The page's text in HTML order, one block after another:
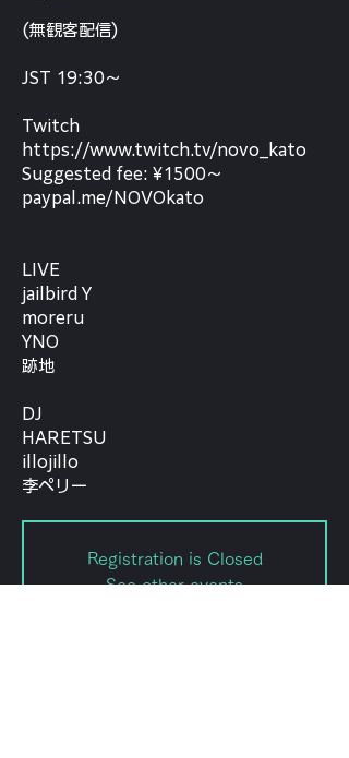
(無観客配信)
‪JST 19:30〜‬
‪Twitch
‪https://www.twitch.tv/novo_kato
Suggested fee: ¥1500〜
‪paypal.me/NOVOkato‬‬
LIVE
jailbird Y
moreru
YNO
跡地
DJ
HARETSU
illojillo
李ペリー
Registration is Closed
See other events